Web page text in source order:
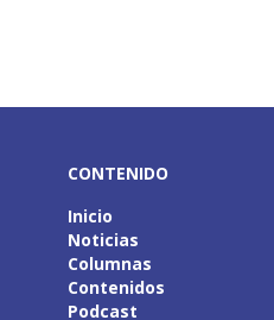
CONTENIDO
Inicio
Noticias
Columnas
Contenidos
Podcast